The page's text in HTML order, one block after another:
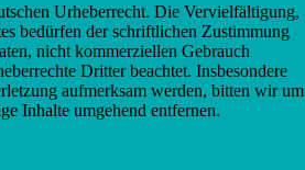
Urheberrecht. Die Vervielfältigung,
bedürfen der schriftlichen Zustimmung
nicht kommerziellen Gebrauch
Dritter beachtet. Insbesondere
aufmerksam werden, bitten wir um
Inhalte umgehend entfernen.